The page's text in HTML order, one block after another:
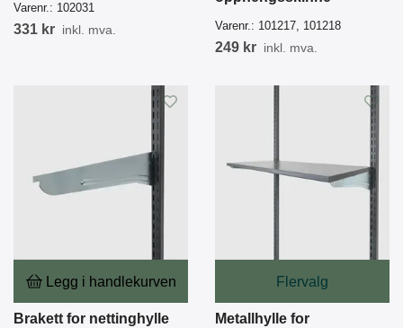
Varenr.: 102031
331 kr inkl. mva. Varenr.: 101217, 101218
249 kr inkl. mva.
Legg i handlekurven
Brakett for nettinghylle
Flervalg
Metallhylle for